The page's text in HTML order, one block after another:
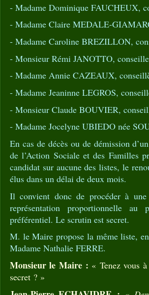
- Madame Dominique FAUCHEUX,
- Madame Claire MEDALE-
- Madame Caroline BREZILLON,
- Monsieur Rémi JANOTTO,
- Madame Annie CAZEAUX,
- Madame Jeaninne LEGROS,
- Monsieur Claude BOUVIER,
- Madame Jocelyne UBIEDO née
En cas de décès ou de démission
de l’Action Sociale et des Familles
candidat sur aucune des listes, le
élus dans un délai de deux mois.
Il convient donc de procéder à
représentation proportionnelle
préférentiel. Le scrutin est secret.
M. le Maire propose la même liste,
Madame Nathalie FERRE.
Monsieur le Maire : « Tenez vous
secret ? »